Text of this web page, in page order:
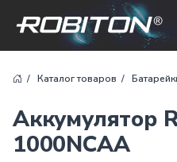
Каталог товаров
Аккумулятор
1000NCAA